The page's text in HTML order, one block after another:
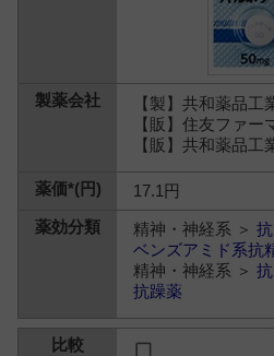
【製】共和薬品工
【販】住友ファー
【販】共和薬品工
17.1円
精神・神経系 ＞
ベンズアミド系抗
精神・神経系 ＞
抗躁薬